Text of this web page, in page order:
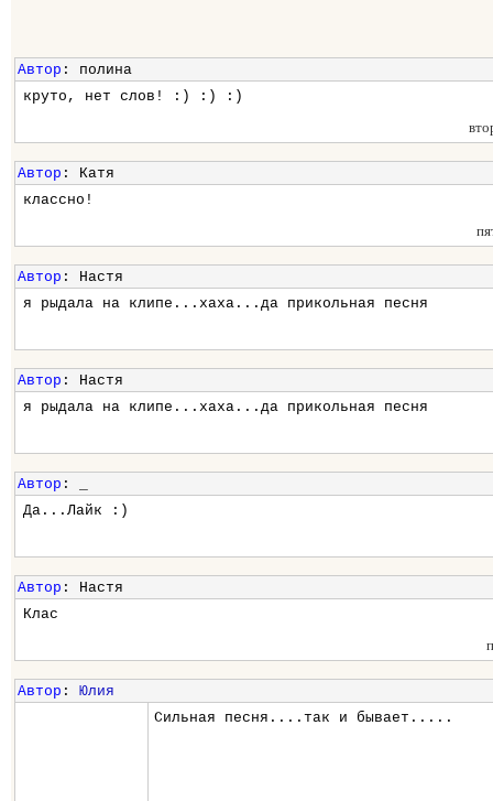
Автор : полина
круто, нет слов! :) :) :)
Автор : Катя
классно!
Автор : Настя
я рыдала на клипе...хаха...да прикольная песня
Автор : Настя
я рыдала на клипе...хаха...да прикольная песня
Автор : _
Да...Лайк :)
Автор : Настя
Клас
Автор : Юлия
Сильная песня....так и бывает.....